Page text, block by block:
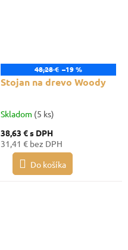
48,28 € –19 %
Stojan na drevo Woody
Skladom (5 ks)
38,63 €s DPH
31,41 € bez DPH
Do košíka